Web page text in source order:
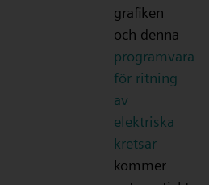
grafiken
och denna
programvara
för ritning
av
elektriska
kretsar
kommer